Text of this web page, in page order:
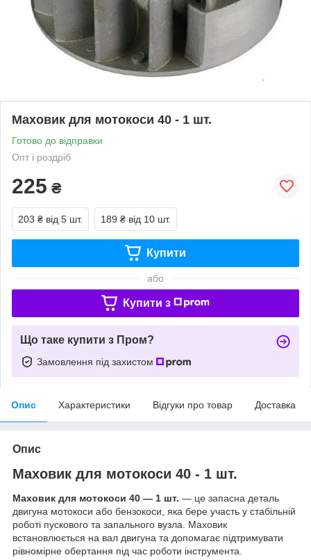
Маховик для мотокоси 40 - 1 шт.
Готово до відправки
Опт і роздріб
225 ₴
203 ₴ від 5 шт. 189 ₴ від 10 шт.
Купити
або
Купити з
Що таке купити з Пром?
Замовлення під захистом
Опис Характеристики Відгуки про товар Доставка
Опис
Маховик для мотокоси 40 - 1 шт.
Маховик для мотокоси 40 — 1 шт. — це запасна деталь
двигуна мотокоси або бензокоси, яка бере участь у стабільній
роботі пускового та запального вузла. Маховик
встановлюється на вал двигуна та допомагає підтримувати
рівномірне обертання під час роботи інструмента.